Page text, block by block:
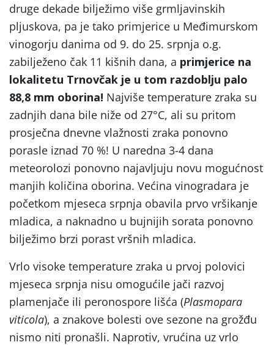
druge dekade bilježimo više grmljavinskih
pljuskova, pa je tako primjerice u Međimurskom
vinogorju danima od 9. do 25. srpnja o.g.
zabilježeno čak 11 kišnih dana, a primjerice na
lokalitetu Trnovčak je u tom razdoblju palo
88,8 mm oborina! Najviše temperature zraka su
zadnjih dana bile niže od 27°C, ali su pritom
prosječna dnevne vlažnosti zraka ponovno
porasle iznad 70 %! U naredna 3-4 dana
meteorolozi ponovno najavljuju novu mogućnost
manjih količina oborina. Većina vinogradara je
početkom mjeseca srpnja obavila prvo vršikanje
mladica, a naknadno u bujnijih sorata ponovno
bilježimo brzi porast vršnih mladica.
Vrlo visoke temperature zraka u prvoj polovici
mjeseca srpnja nisu omogućile jači razvoj
plamenjače ili peronospore lišća (Plasmopara
viticola), a znakove bolesti ove sezone na grožđu
nismo niti pronašli. Naprotiv, vrućina uz vrlo